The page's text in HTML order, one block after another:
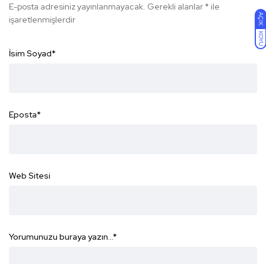
AÇIK
KOYU
E-posta adresiniz yayınlanmayacak. Gerekli alanlar * ile
işaretlenmişlerdir
İsim Soyad*
Eposta*
Web Sitesi
Yorumunuzu buraya yazın... *